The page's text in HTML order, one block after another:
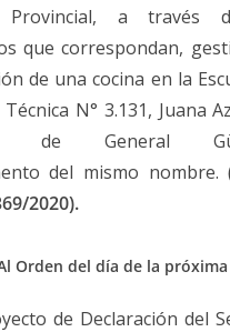
Provincial, a través
que correspondan,
de una cocina en la
Técnica N° 3.131, Juana
de General
del mismo nombre.
2020).
Orden del día de la
de Declaración del